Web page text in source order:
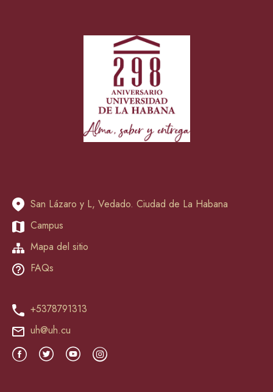
San Lázaro y L, Vedado. Ciudad de La Habana
Campus
Mapa del sitio
FAQs
+5378791313
uh@uh.cu